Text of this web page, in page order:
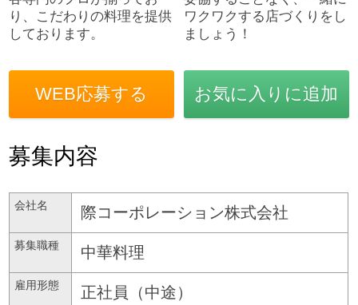
り、こだわりの料理を提供
しております。
ワクワクする店づくりをし
ましょう！
WEB応募する お気に入りに追加
募集内容
会社名 際コーポレーション株式会社
募集職種 中華料理
雇用形態 正社員（中途）